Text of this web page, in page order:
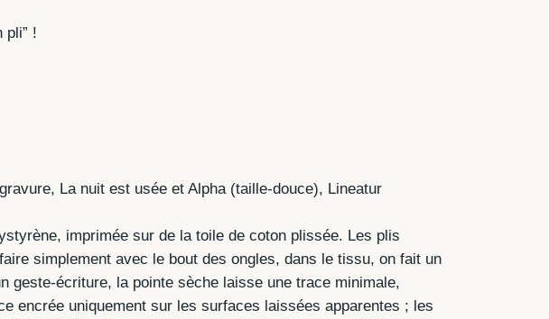
pli” !
La nuit est usée et Alpha (taille-douce), Lineatur
imprimée sur de la toile de coton plissée. Les plis
simplement avec le bout des ongles, dans le tissu, on fait un
geste-écriture, la pointe sèche laisse une trace minimale,
encrée uniquement sur les surfaces laissées apparentes ; les